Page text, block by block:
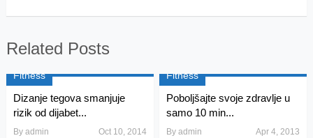
Related Posts
Fitness
Dizanje tegova smanjuje
rizik od dijabet...
By admin Oct 10, 2014
Fitness
Poboljšajte svoje zdravlje u
samo 10 min...
Byadmin Apr 4, 2013